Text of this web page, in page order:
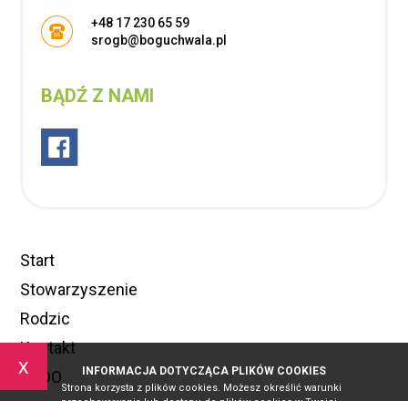
x INFORMACJA DOTYCZĄCA PLIKÓW COOKIES
Strona korzysta z plików cookies. Możesz określić warunki
+48 17 230 65 59
srogb@boguchwala.pl
BĄDŹ Z NAMI
Start
Stowarzyszenie
Rodzic
Kontakt
RODO